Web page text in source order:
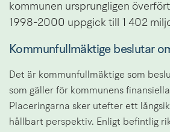
kommunen ursprungligen
1998-2000 uppgick till 1 402
Kommunfullmäktige beslutar
Det är kommunfullmäktige som
som gäller för kommunens
Placeringarna sker utefter ett
hållbart perspektiv. Enligt befintlig